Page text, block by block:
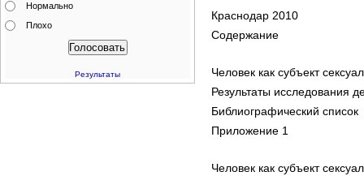
Краснодар 2010
Содержание
Человек как субъект
Результаты исследования
Библиографический список
Приложение 1
Человек как субъект
Нормально
Плохо
Результаты